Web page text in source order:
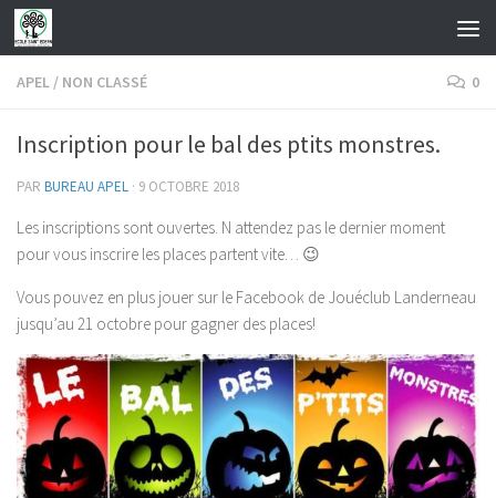
Skip to content
APEL / NON CLASSÉ 0
Inscription pour le bal des ptits monstres.
PAR BUREAU APEL · 9 OCTOBRE 2018
Les inscriptions sont ouvertes. N attendez pas le dernier moment
pour vous inscrire les places partent vite… 😉
Vous pouvez en plus jouer sur le Facebook de Jouéclub Landerneau
jusqu’au 21 octobre pour gagner des places!